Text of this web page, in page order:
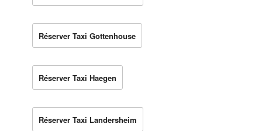
Réserver Taxi Gottenhouse
Réserver Taxi Haegen
Réserver Taxi Landersheim